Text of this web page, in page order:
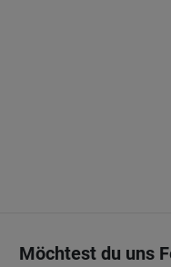
Möchtest du uns